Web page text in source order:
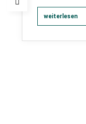
weiterlesen